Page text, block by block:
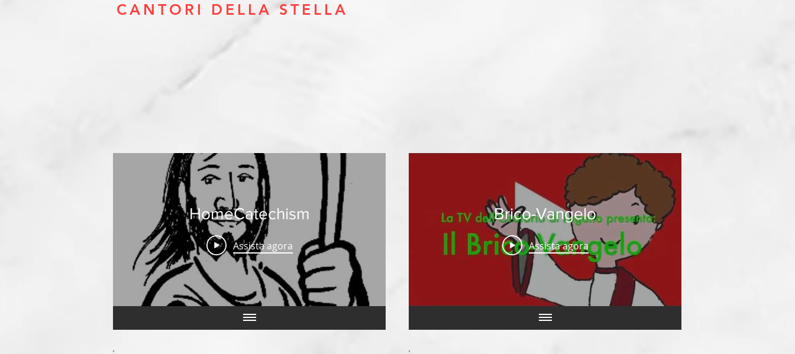
CANTORI DELLA STELLA
HomeCatechism
Assista agora
Brico-Vangelo
Assista agora